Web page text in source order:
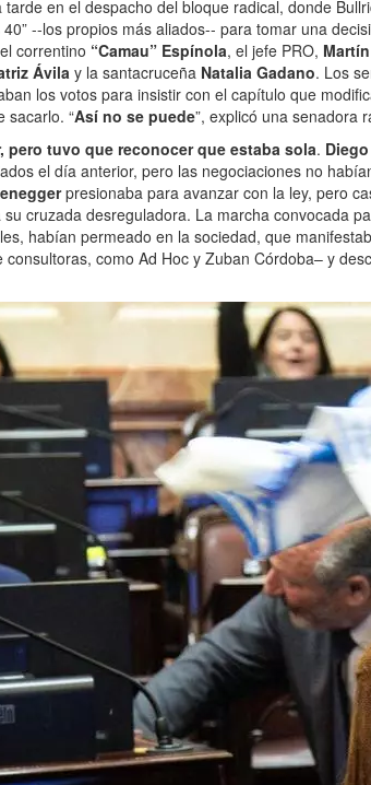
en el despacho del bloque radical, donde
--los propios más aliados-- para tomar una
correntino “Camau” Espínola, el jefe PRO,
Ávila y la santacruceña Natalia Gadano. Los
los votos para insistir con el capítulo que
sacarlo. “Así no se puede”, explicó una senadora
tuvo que reconocer que estaba sola.
el día anterior, pero las negociaciones no
presionaba para avanzar con la ley, pero
cruzada desreguladora. La marcha convocada
habían permeado en la sociedad, que
como Ad Hoc y Zuban Córdoba– y